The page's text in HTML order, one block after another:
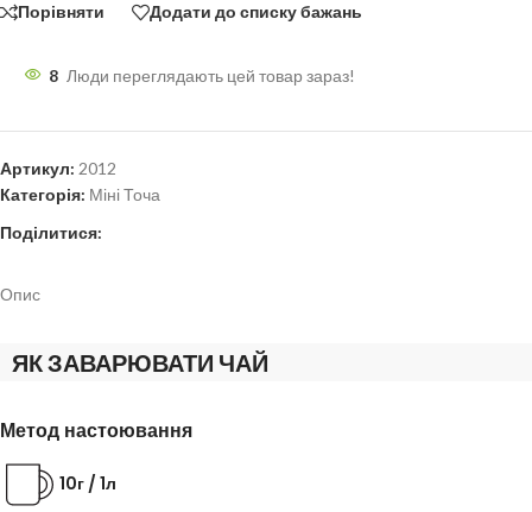
Порівняти Додати до списку бажань
8 Люди переглядають цей товар зараз!
Артикул: 2012
Категорія: Міні Точа
Поділитися:
Опис
ЯК ЗАВАРЮВАТИ ЧАЙ
Метод настоювання
10г / 1л